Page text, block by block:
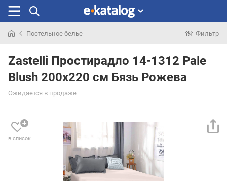
раньше
Постельное белье Фильтр
Zastelli Простирадло 14-1312 Pale
Blush 200х220 см Бязь Рожева
Ожидается в продаже
в список